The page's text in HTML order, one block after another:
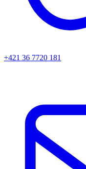
+421 36 7720 181